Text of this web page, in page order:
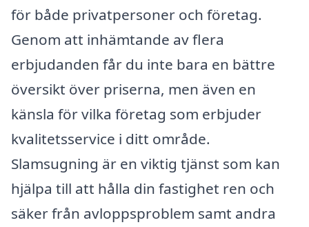
för både privatpersoner och företag.
Genom att inhämtande av flera
erbjudanden får du inte bara en bättre
översikt över priserna, men även en
känsla för vilka företag som erbjuder
kvalitetsservice i ditt område.
Slamsugning är en viktig tjänst som kan
hjälpa till att hålla din fastighet ren och
säker från avloppsproblem samt andra